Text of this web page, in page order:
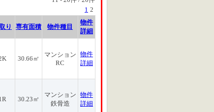
1 2
り 専有面積 物件種目
物件
詳細
30.66㎡
マンション
RC
物件
詳細
30.23㎡
マンション
鉄骨造
物件
詳細